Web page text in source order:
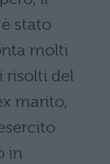
stato
molti
risolti del
marito,
in